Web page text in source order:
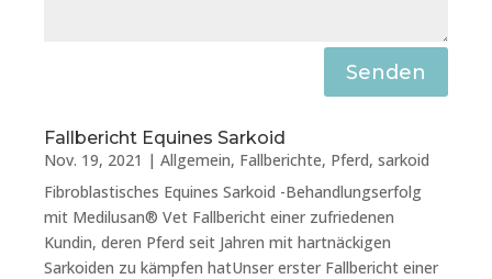
Senden
Fallbericht Equines Sarkoid
Nov. 19, 2021 | Allgemein, Fallberichte, Pferd, sarkoid
Fibroblastisches Equines Sarkoid -Behandlungserfolg
mit Medilusan® Vet Fallbericht einer zufriedenen
Kundin, deren Pferd seit Jahren mit hartnäckigen
Sarkoiden zu kämpfen hatUnser erster Fallbericht einer